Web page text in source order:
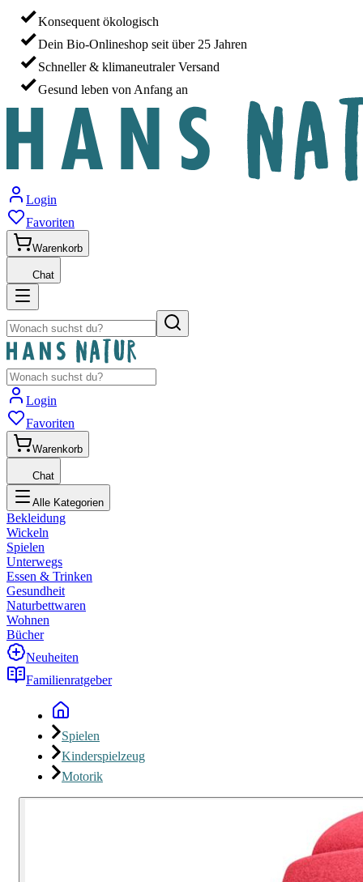
Konsequent ökologisch
Dein Bio-Onlineshop seit über 25 Jahren
Schneller & klimaneutraler Versand
Gesund leben von Anfang an
Login
Favoriten
Warenkorb
Chat
Login
Favoriten
Warenkorb
Chat
Alle Kategorien
Bekleidung
Wickeln
Spielen
Unterwegs
Essen & Trinken
Gesundheit
Naturbettwaren
Wohnen
Bücher
Neuheiten
Familienratgeber
Spielen
Kinderspielzeug
Motorik